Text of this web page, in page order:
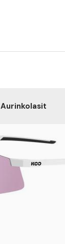
Aurinkolasit